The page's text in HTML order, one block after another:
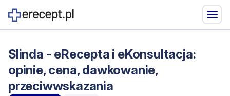
Slinda - eRecepta i eKonsultacja:
opinie, cena, dawkowanie,
przeciwwskazania